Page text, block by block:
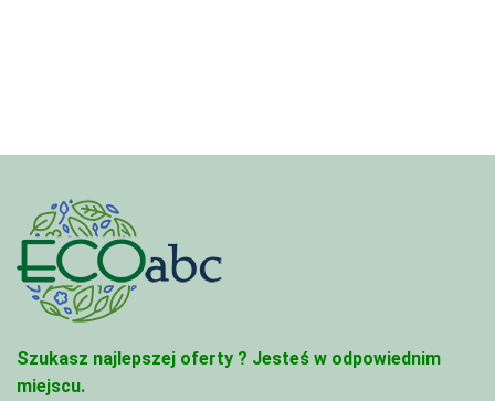
Szukasz najlepszej oferty ? Jesteś w odpowiednim
miejscu.